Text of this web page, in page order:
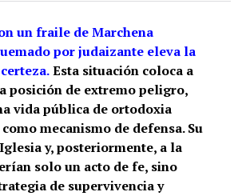
un fraile de Marchena
por judaizante eleva la
Esta situación coloca a
posición de extremo peligro,
vida pública de ortodoxia
mecanismo de defensa. Su
y, posteriormente, a la
solo un acto de fe, sino
de supervivencia y